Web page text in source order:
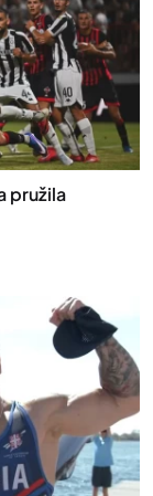
pružila